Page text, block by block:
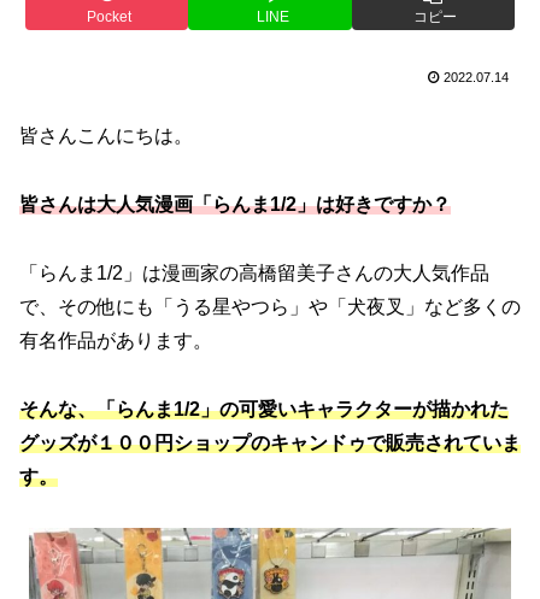
Pocket LINE コピー
2022.07.14
皆さんこんにちは。
皆さんは大人気漫画「らんま1/2」は好きですか？
「らんま1/2」は漫画家の高橋留美子さんの大人気作品
で、その他にも「うる星やつら」や「犬夜叉」など多くの
有名作品があります。
そんな、「らんま1/2」の可愛いキャラクターが描かれた
グッズが１００円ショップのキャンドゥで販売されていま
す。